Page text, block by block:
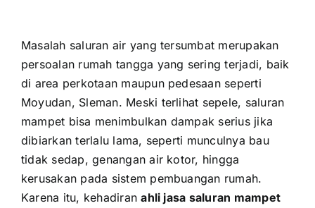
Masalah saluran air yang tersumbat merupakan
persoalan rumah tangga yang sering terjadi, baik
di area perkotaan maupun pedesaan seperti
Moyudan, Sleman. Meski terlihat sepele, saluran
mampet bisa menimbulkan dampak serius jika
dibiarkan terlalu lama, seperti munculnya bau
tidak sedap, genangan air kotor, hingga
kerusakan pada sistem pembuangan rumah.
Karena itu, kehadiranahli jasa saluran mampet